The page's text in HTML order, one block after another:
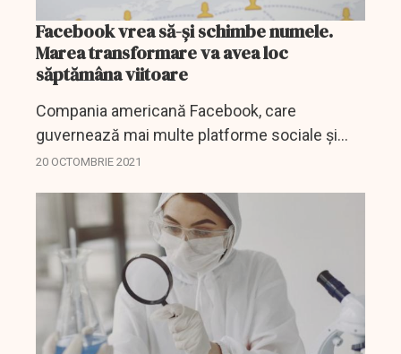
Facebook vrea să-şi schimbe numele.
Marea transformare va avea loc
săptămâna viitoare
Compania americană Facebook, care
guvernează mai multe platforme sociale şi
produse hardware, ar putea primi un nume
20 OCTOMBRIE 2021